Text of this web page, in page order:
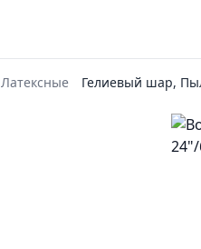
Латексные Гелиевый шар,